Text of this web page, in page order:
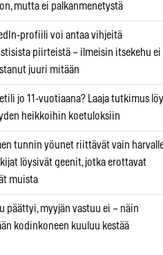
mutta ei palkanmenetystä
profiili voi antaa vihjeitä
piirteistä – ilmeisin itsekehu ei
juuri mitään
jo 11-vuotiaana? Laaja tutkimus
heikkoihin koetuloksiin
tunnin yöunet riittävät vain
löysivät geenit, jotka erottavat
muista
päättyi, myyjän vastuu ei – näin
kodinkoneen kuuluu kestää